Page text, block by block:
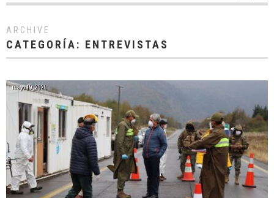
ARCHIVE
CATEGORÍA: ENTREVISTAS
mayo 19, 2020